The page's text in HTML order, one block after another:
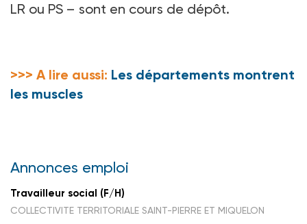
LR ou PS – sont en cours de dépôt.
>>> A lire aussi: Les départements montrent
les muscles
Annonces emploi
Travailleur social (F/H)
COLLECTIVITE TERRITORIALE SAINT-PIERRE ET MIQUELON